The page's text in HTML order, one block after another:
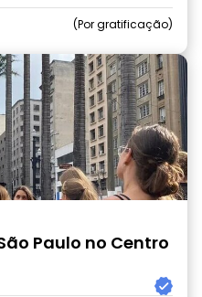
Por gratificação
Paulo no Centro